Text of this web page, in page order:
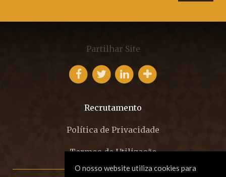
Partilhar Site
Recrutamento
Política de Privacidade
Termos de Utilização
O nosso website utiliza cookies para